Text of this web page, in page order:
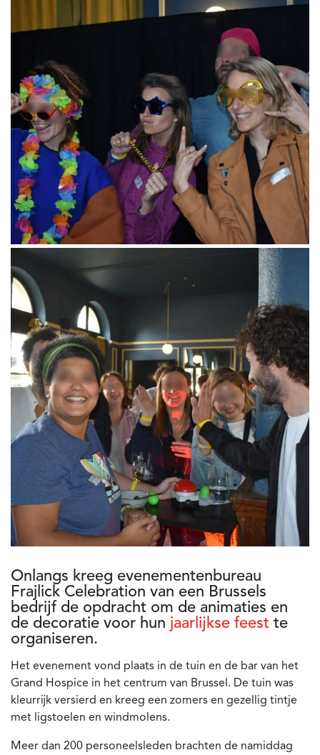
Onlangs kreeg evenementenbureau
Frajlick Celebration van een Brussels
bedrijfde opdracht om de animaties en
de decoratie voor hun jaarlijkse feest te
organiseren.
Het evenement vond plaats in de tuin en de bar van het
Grand Hospice in het centrum van Brussel. De tuin was
kleurrijk versierd en kreeg een zomers en gezellig tintje
met ligstoelen en windmolens.
Meer dan 200 personeelsleden brachten de namiddag